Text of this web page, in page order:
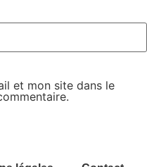
et mon site dans le